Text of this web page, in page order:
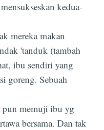
kedua-
mereka makan
'tanduk (tambah
ibu sendiri yang
goreng. Sebuah
pun memuji ibu yg
bersama. Dan tak